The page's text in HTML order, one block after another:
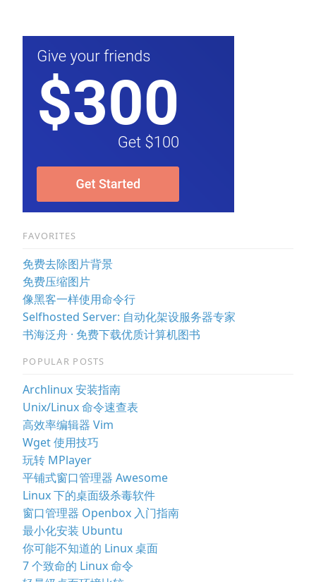
FAVORITES
免费去除图片背景
免费压缩图片
像黑客一样使用命令行
Selfhosted Server: 自动化架设服务器专家
书海泛舟 · 免费下载优质计算机图书
POPULAR POSTS
Archlinux 安装指南
Unix/Linux 命令速查表
高效率编辑器 Vim
Wget 使用技巧
玩转 MPlayer
平铺式窗口管理器 Awesome
Linux 下的桌面级杀毒软件
窗口管理器 Openbox 入门指南
最小化安装 Ubuntu
你可能不知道的 Linux 桌面
7 个致命的 Linux 命令